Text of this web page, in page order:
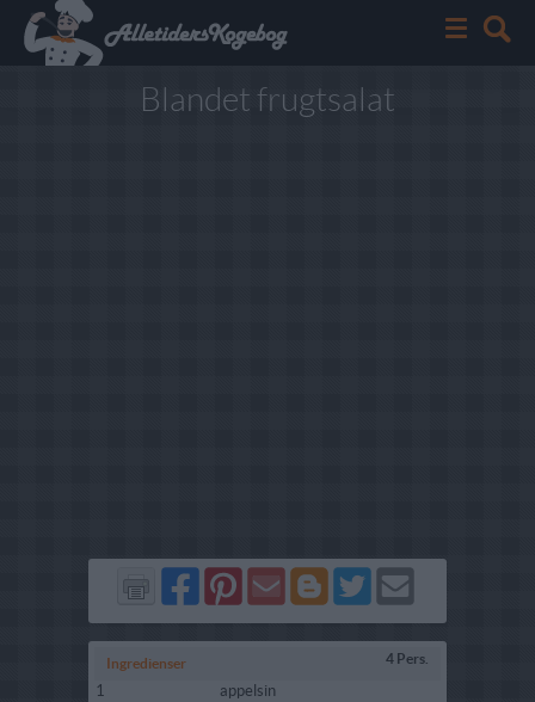
Blandet frugtsalat
Del
på
Facebook
Del
på
Pinterest
Send
via
GMail
Del
på
Blogger
Del
på
Twitter
Send
Ingredienser 4 Pers.
1
appelsin